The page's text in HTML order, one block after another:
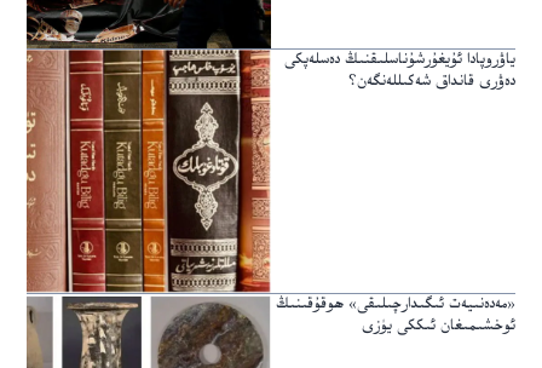
ياۋروپادا ئۇيغۇرشۇناسلىقنىڭ دەسلەپكى
دەۋرى قانداق شەكىللەنگەن؟
«مەدەنىيەت ئىگىدارچىلىقى» ھوقۇقىنىڭ
ئوخشىمىغان ئىككى يۈزى